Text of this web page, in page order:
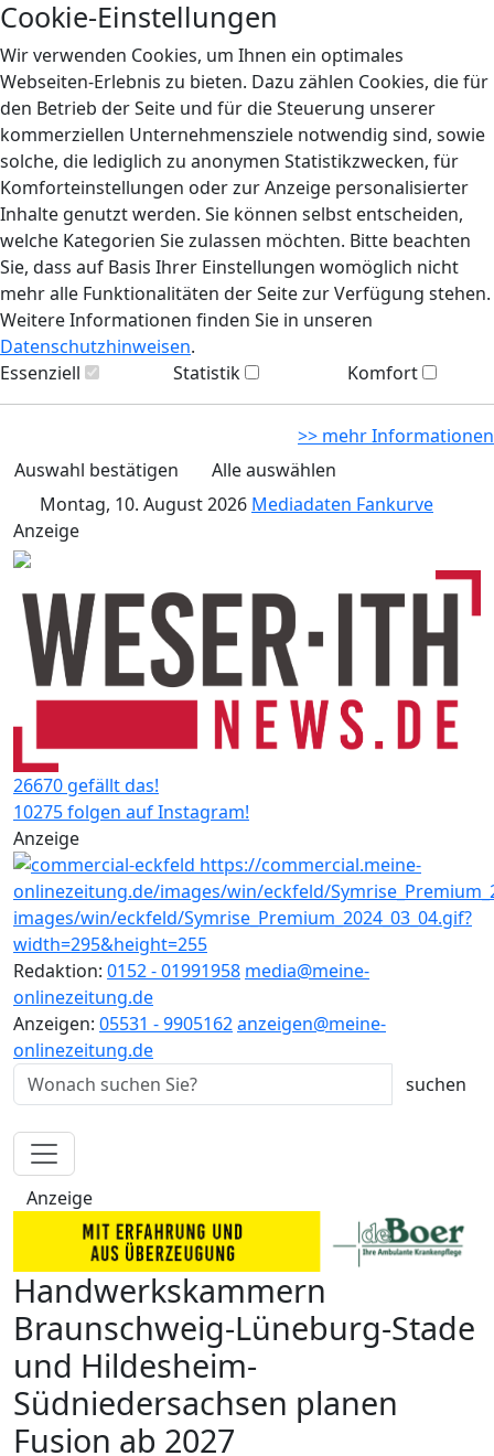
Cookie-Einstellungen
Wir verwenden Cookies, um Ihnen ein optimales
Webseiten-Erlebnis zu bieten. Dazu zählen Cookies, die für
den Betrieb der Seite und für die Steuerung unserer
kommerziellen Unternehmensziele notwendig sind, sowie
solche, die lediglich zu anonymen Statistikzwecken, für
Komforteinstellungen oder zur Anzeige personalisierter
Inhalte genutzt werden. Sie können selbst entscheiden,
welche Kategorien Sie zulassen möchten. Bitte beachten
Sie, dass auf Basis Ihrer Einstellungen womöglich nicht
mehr alle Funktionalitäten der Seite zur Verfügung stehen.
Weitere Informationen finden Sie in unseren
Datenschutzhinweisen.
Essenziell
Statistik Komfort
>> mehr Informationen
Auswahl bestätigen
Alle auswählen
Montag, 10. August 2026 Mediadaten Fankurve
Anzeige
26670 gefällt das!
10275 folgen auf Instagram!
Anzeige
Redaktion: 0152 - 01991958 media@meine-
onlinezeitung.de
Anzeigen: 05531 - 9905162anzeigen@meine-
onlinezeitung.de
Anzeige
Handwerkskammern
Braunschweig-Lüneburg-Stade
und Hildesheim-
Südniedersachsen planen
Fusion ab 2027